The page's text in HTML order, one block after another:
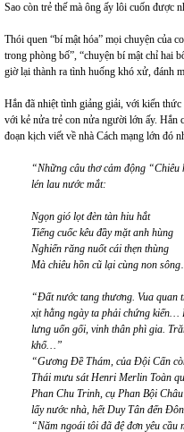
Sao còn trẻ thế mà ông ấy lôi cuốn được
Thói quen “bí mật hóa” mọi chuyện của
trong phòng bố”, “chuyện bí mật chỉ hai
giờ lại thành ra tình huống khó xử, đánh
Hắn đã nhiệt tình giảng giải, với kiến
với kẻ nửa trẻ con nửa người lớn ấy. Hắn
đoạn kịch viết về nhà Cách mạng lớn đó
“Những câu thơ cảm động
lén lau nước mắt:
Ngọn gió lọt đèn tàn hiu hắt
Tiếng cuốc kêu đầy mặt anh hùng
Nghiến răng nuốt cái thẹn thùng
Mà chiêu hồn cũ lại cùng non sông
“Đất nước tang thương. Vua quan
xịt hằng ngày ta phải chứng kiến…
lưng uốn gối, vinh thân phì gia.
khổ…”
“Gương Đề Thám, của Đội Cấn
Thái mưu sát Henri Merlin Toàn
Phan Chu Trinh, cụ Phan Bội Châu
lấy nước nhà, hết Duy Tân đến Đ
“Năm ngoái tôi đã đệđơn yêu cầu